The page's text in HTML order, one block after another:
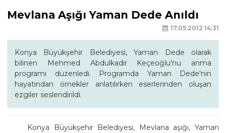
Mevlana Aşığı Yaman Dede Anıldı
17.05.2012 14:31
Konya Büyükşehir Belediyesi, Yaman Dede olarak
bilinen Mehmed Abdulkadir Keçeoğlu'nu anma
programı düzenledi. Programda Yaman Dede'nin
hayatından örnekler anlatılırken eserlerinden oluşan
ezgiler seslendirildi.
Konya Büyükşehir Belediyesi, Mevlana aşığı, Yaman